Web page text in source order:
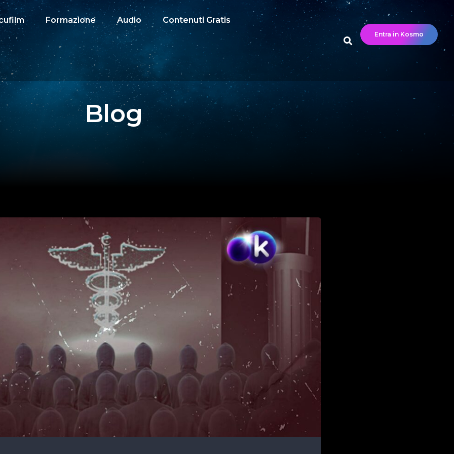
Formazione Audio Contenuti Gratis
Entra in Kosmo
Blog